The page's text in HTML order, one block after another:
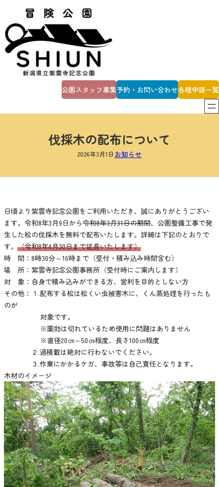
を
ス
キ
公園スタッフ募集予約・お問い合わせ各種申請一覧
伐採木の配布について
2026年3月1日 お知らせ
日頃より紫雲寺記念公園をご利用いただき、誠にありがとうござい
ます。令和8年3月9日から令和8年3月31日の期間、公園整備工事で発
生した松の伐採木を無料で配布いたします。詳細は下記のとおりで
す。 （令和8年4月30日まで延長いたします）
時 間：8時30分～16時まで（受付・積み込み時間含む）
場 所：紫雲寺記念公園事務所（受付時にご案内します）
対 象：自身で積み込みができる方、営利を目的としない方
その他：１.配布する松は松くい虫被害木に、くん蒸処理を行ったも
のが
対象です。
※薬効は切れているため使用に問題はありません
※直径20㎝～50㎝程度、長さ100㎝程度
２.過積載は絶対に行わないでください。
３.作業にかかるケガ、事故等は自己責任となります。
木材のイメージ